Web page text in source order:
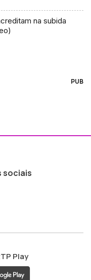
na subida
PUB
sociais
ao
Play